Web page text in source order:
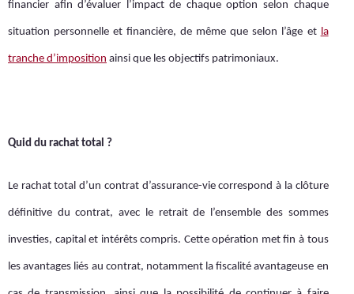
financier afin d’évaluer l’impact de chaque option selon chaque
situation personnelle et financière, de même que selon l’âge et la
tranche d’imposition ainsi que les objectifs patrimoniaux.
Quid du rachat total ?
Le rachat total d’un contrat d’assurance-vie correspond à la clôture
définitive du contrat, avec le retrait de l’ensemble des sommes
investies, capital et intérêts compris. Cette opération met fin à tous
les avantages liés au contrat, notamment la fiscalité avantageuse en